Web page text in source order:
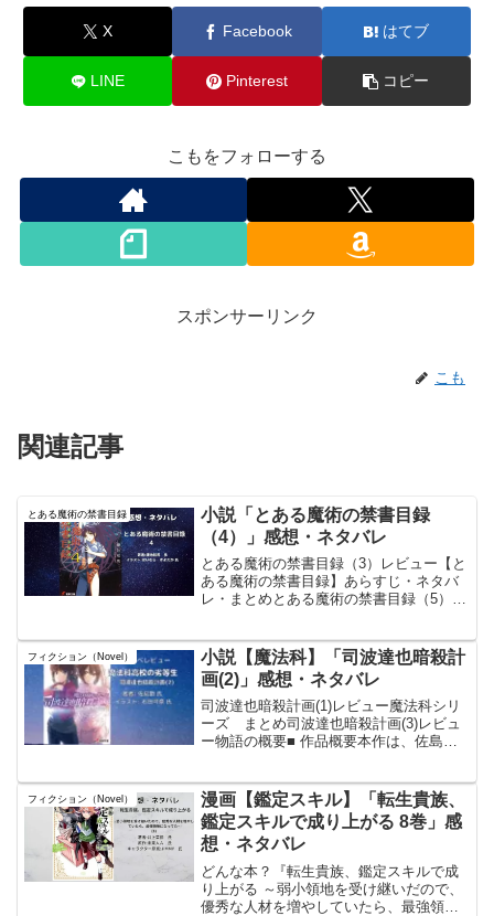
X Facebook はてブ
LINE Pinterest コピー
こもをフォローする
スポンサーリンク
こも
関連記事
とある魔術の禁書目録
小説「とある魔術の禁書目録
（4）」感想・ネタバレ
とある魔術の禁書目録（3）レビュー【と
ある魔術の禁書目録】あらすじ・ネタバ
レ・まとめとある魔術の禁書目録（5）レ
カルトサイド）が交錯する都市「学園都
市」を舞台としたライ...
フィクション（Novel）
小説【魔法科】「司波達也暗殺計
画(2)」感想・ネタバレ
司波達也暗殺計画(1)レビュー魔法科シリ
ーズ まとめ司波達也暗殺計画(3)レビュ
ー物語の概要■ 作品概要本作は、佐島勤
り、ジャンルはSFアクションである。魔
法が技術とし...
フィクション（Novel）
漫画【鑑定スキル】「転生貴族、
鑑定スキルで成り上がる 8巻」感
想・ネタバレ
どんな本？『転生貴族、鑑定スキルで成
り上がる ～弱小領地を受け継いだので、
優秀な人材を増やしていたら、最強領地